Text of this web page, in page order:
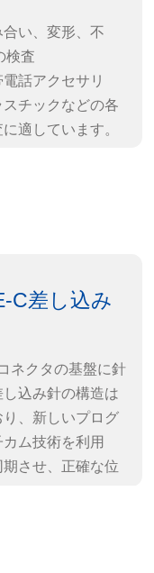
い、変形、不
検査
話アクセサリ
チックなどの各
適しています。
C差し込み
ネクタの基盤に針
込み針の構造は
、新しいプログ
ム技術を利用
させ、正確な位
可能：設備効率は